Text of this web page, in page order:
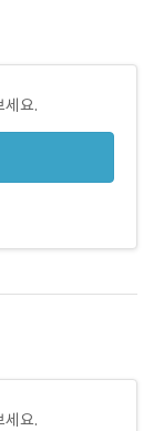
세요.
세요.